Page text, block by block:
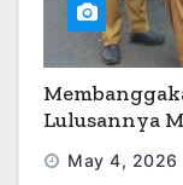
Lulusannya
May 4, 2026